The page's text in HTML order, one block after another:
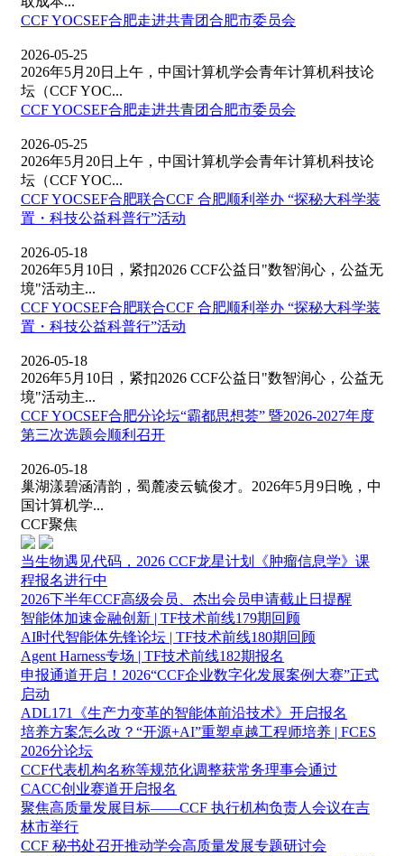
CCF YOCSEF合肥走进共青团合肥市委员会
2026-05-25
2026年5月20日上午，中国计算机学会青年计算机科技论
坛（CCF YOC...
CCF YOCSEF合肥走进共青团合肥市委员会
2026-05-25
2026年5月20日上午，中国计算机学会青年计算机科技论
坛（CCF YOC...
CCF YOCSEF合肥联合CCF 合肥顺利举办 “探秘大科学装
置・科技公益科普行”活动
2026-05-18
2026年5月10日，紧扣2026 CCF公益日"数智润心，公益无
境"活动主...
CCF YOCSEF合肥联合CCF 合肥顺利举办 “探秘大科学装
置・科技公益科普行”活动
2026-05-18
2026年5月10日，紧扣2026 CCF公益日"数智润心，公益无
境"活动主...
CCF YOCSEF合肥分论坛“霸都思想荟” 暨2026-2027年度
第三次选题会顺利召开
2026-05-18
巢湖漾碧涵清韵，蜀麓凌云毓俊才。2026年5月9日晚，中
国计算机学...
CCF聚焦
当生物遇见代码，2026 CCF龙星计划《肿瘤信息学》课
程报名进行中
2026下半年CCF高级会员、杰出会员申请截止日提醒
智能体加速金融创新 | TF技术前线179期回顾
AI时代智能体先锋论坛 | TF技术前线180期回顾
Agent Harness专场 | TF技术前线182期报名
申报通道开启！2026“CCF企业数字化发展案例大赛”正式
启动
ADL171《生产力变革的智能体前沿技术》开启报名
培养方案怎么改？“开源+AI”重塑卓越工程师培养 | FCES
2026分论坛
CCF代表机构名称等规范化调整获常务理事会通过
CACC创业赛道开启报名
聚焦高质量发展目标——CCF 执行机构负责人会议在吉
林市举行
CCF 秘书处召开推动学会高质量发展专题研讨会